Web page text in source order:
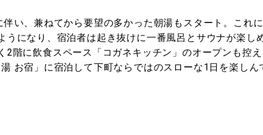
伴い、兼ねてから要望の多かった朝湯もスタート。これに
うになり、宿泊者は起き抜けに一番風呂とサウナが楽し
2階に飲食スペース「コガネキッチン」のオープンも控
お宿」に宿泊して下町ならではのスローな1日を楽しん